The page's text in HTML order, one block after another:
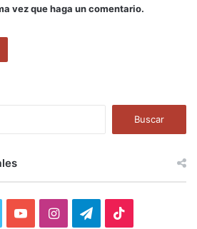
vez que haga un comentario.
:
I